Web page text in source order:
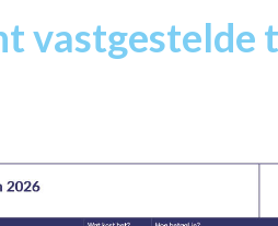
vastgestelde